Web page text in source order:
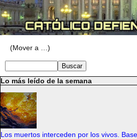
Lo más leído de la semana
Los muertos interceden por los vivos.